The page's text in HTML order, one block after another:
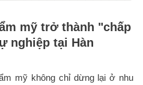
mỹ trở thành "chấp
nghiệp tại Hàn
mỹ không chỉ dừng lại ở nhu